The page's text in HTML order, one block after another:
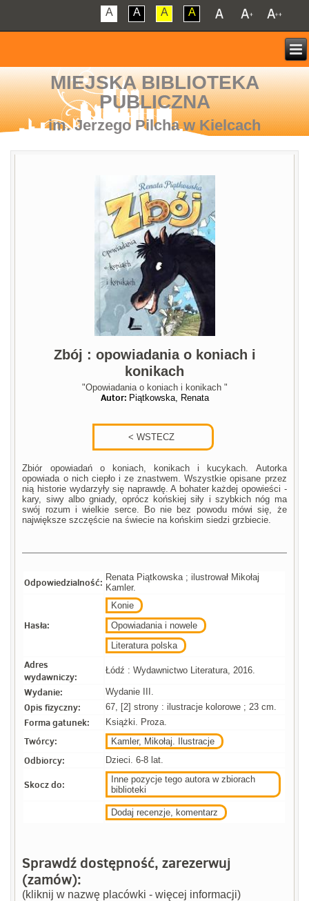
A A A A
MIEJSKA BIBLIOTEKA
PUBLICZNA
im. Jerzego Pilcha w Kielcach
Zbój : opowiadania o koniach i
konikach
"Opowiadania o koniach i konikach "
Autor: Piątkowska, Renata
Zbiór opowiadań o koniach, konikach i kucykach. Autorka
opowiada o nich ciepło i ze znastwem. Wszystkie opisane przez
nią historie wydarzyły się naprawdę. A bohater każdej opowieści -
kary, siwy albo gniady, oprócz końskiej siły i szybkich nóg ma
swój rozum i wielkie serce. Bo nie bez powodu mówi się, że
największe szczęście na świecie na końskim siedzi grzbiecie.
Odpowiedzialność: Renata Piątkowska ; ilustrował Mikołaj
Kamler.
Hasła:
Konie
Opowiadania i nowele
Literatura polska
Adres
wydawniczy:
Łódź : Wydawnictwo Literatura, 2016.
Wydanie: Wydanie III.
Opis fizyczny: 67, [2] strony : ilustracje kolorowe ; 23 cm.
Forma gatunek: Książki. Proza.
Twórcy: Kamler, Mikołaj. Ilustracje
Odbiorcy: Dzieci. 6-8 lat.
Skocz do:
Inne pozycje tego autora w zbiorach
biblioteki
Dodaj recenzje, komentarz
Sprawdź dostępność, zarezerwuj
(zamów):
(kliknij w nazwę placówki - więcej informacji)